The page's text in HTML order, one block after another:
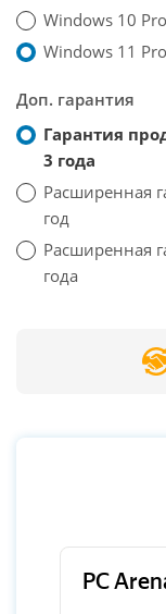
Windows 10
Windows 11
Доп. гарантия
Гарантия
3 года
Расширенная
год
Расширенная
года